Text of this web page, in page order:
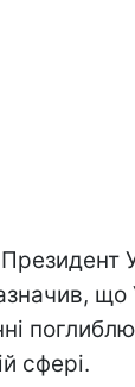
що
сфері.